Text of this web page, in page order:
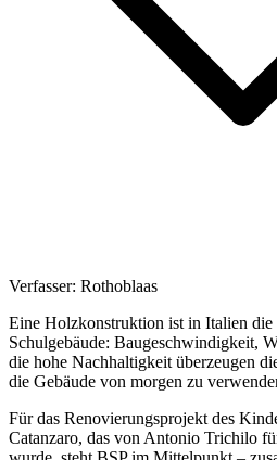
Verfasser: Rothoblaas
Eine Holzkonstruktion ist in Italien die
Schulgebäude: Baugeschwindigkeit,
die hohe Nachhaltigkeit überzeugen
die Gebäude von morgen zu
Für das Renovierungsprojekt des
Catanzaro, das von Antonio Trichilo